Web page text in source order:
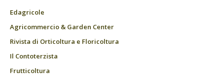
Edagricole
Agricommercio & Garden Center
Rivista di Orticoltura e Floricoltura
Il Contoterzista
Frutticoltura